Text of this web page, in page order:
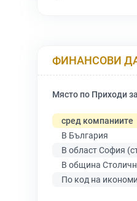
ФИНАНСОВИ
Място по Приходи
сред компаниите
В България
В област София
В община
По код на